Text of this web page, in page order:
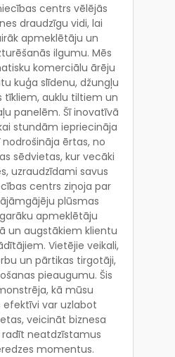
centrs vēlējās
draudzīgu vidi, lai
apmeklētāju un
ilgumu. Mēs
komerciālu ārēju
kuģa slīdenu, džungļu
tīkliem, auklu tiltiem un
panelēm. Šī inovatīvā
stundām iepriecināja
ērtas, no
sēdvietas, kur vecāki
uzraudzīdami savus
centrs ziņoja par
plūsmas
apmeklētāju
un augstākiem klientu
Vietējie veikali,
un pārtikas tirgotāji,
pieaugumu. Šis
kā mūsu
efektīvi var uzlabot
veicināt biznesa
neatdzīstamus
momentus.